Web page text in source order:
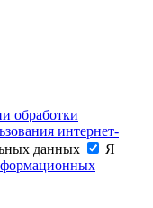
обработки
интернет-
данных
Я